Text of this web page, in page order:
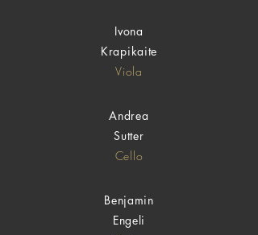
Ivona
Krapikaite
Viola
Andrea
Sutter
Cello
Benjamin
Engeli